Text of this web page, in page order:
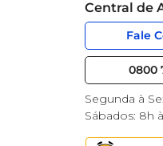
Central de
Fale
0800
Segunda à
Sábados: 8h